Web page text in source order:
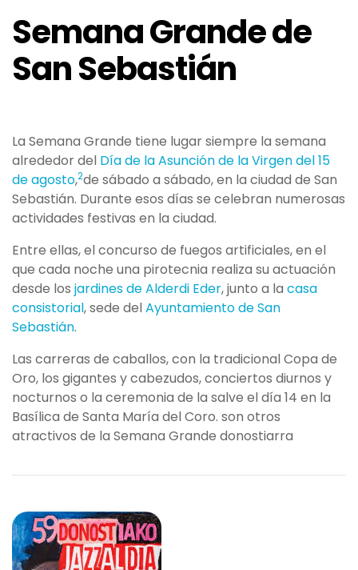
Semana Grande de
San Sebastián
La Semana Grande tiene lugar siempre la semana
alrededor del Día de la Asunción de la Virgen del 15
de agosto,2​de sábado a sábado, en la ciudad de San
Sebastián. Durante esos días se celebran numerosas
actividades festivas en la ciudad.
Entre ellas, el concurso de fuegos artificiales, en el
que cada noche una pirotecnia realiza su actuación
desde los jardines de Alderdi Eder, junto a la casa
consistorial, sede delAyuntamiento de San
Sebastián.
Las carreras de caballos, con la tradicional Copa de
Oro, los gigantes y cabezudos, conciertos diurnos y
nocturnos o la ceremonia de la salve el día 14 en la
Basílica de Santa María del Coro. son otros
atractivos de la Semana Grande donostiarra